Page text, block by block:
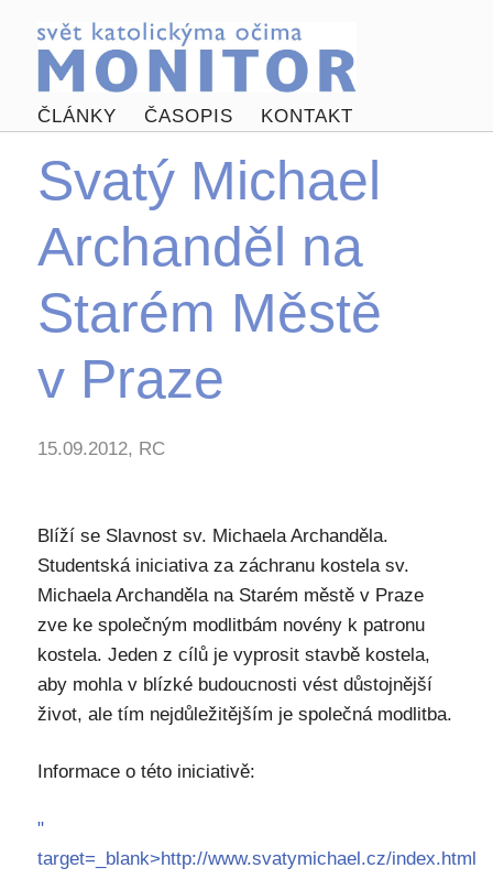
ČLÁNKY ČASOPIS KONTAKT
Svatý Michael
Archanděl na
Starém Městě
v Praze
15.09.2012, RC
Blíží se Slavnost sv. Michaela Archanděla.
Studentská iniciativa za záchranu kostela sv.
Michaela Archanděla na Starém městě v Praze
zve ke společným modlitbám novény k patronu
kostela. Jeden z cílů je vyprosit stavbě kostela,
aby mohla v blízké budoucnosti vést důstojnější
život, ale tím nejdůležitějším je společná modlitba.
Informace o této iniciativě:
"
target=_blank>http://www.svatymichael.cz/index.html